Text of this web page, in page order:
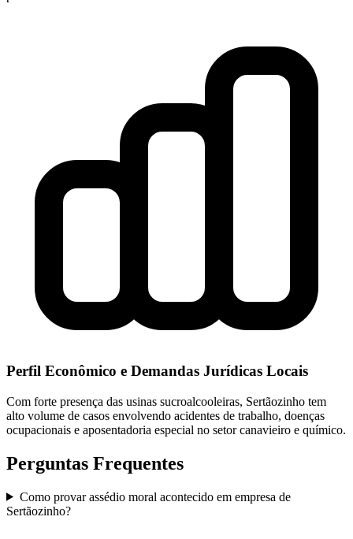
Perfil Econômico e Demandas Jurídicas Locais
Com forte presença das usinas sucroalcooleiras, Sertãozinho tem
alto volume de casos envolvendo acidentes de trabalho, doenças
ocupacionais e aposentadoria especial no setor canavieiro e químico.
Perguntas Frequentes
Como provar assédio moral acontecido em empresa de
Sertãozinho?